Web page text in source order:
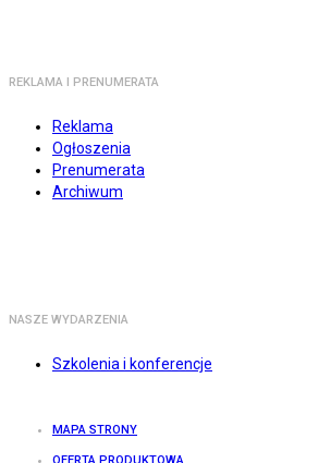
REKLAMA I PRENUMERATA
Reklama
Ogłoszenia
Prenumerata
Archiwum
NASZE WYDARZENIA
Szkolenia i konferencje
MAPA STRONY